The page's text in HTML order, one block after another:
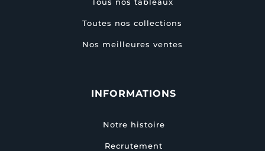
Toutes nos collections
Nos meilleures ventes
INFORMATIONS
Notre histoire
Recrutement